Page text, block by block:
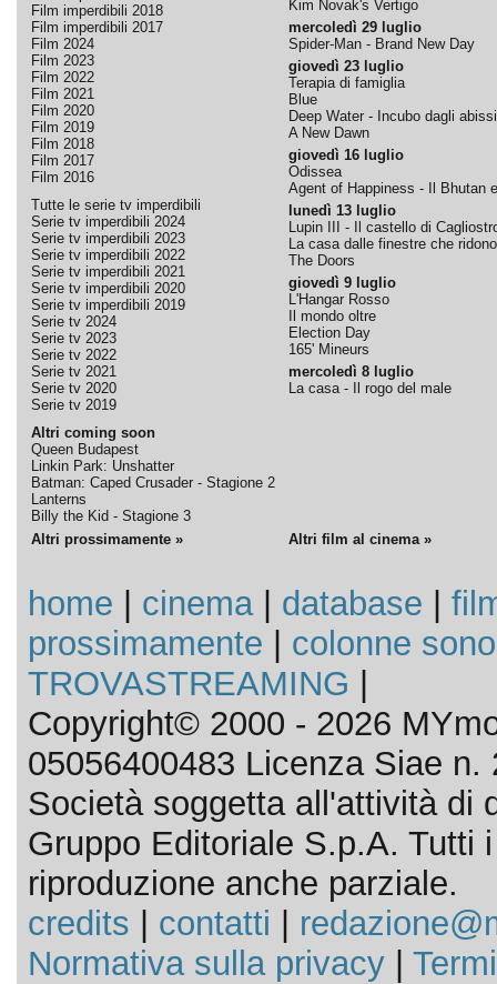
Film imperdibili 2018
Film imperdibili 2017
Film 2024
Film 2023
Film 2022
Film 2021
Film 2020
Film 2019
Film 2018
Film 2017
Film 2016
Tutte le serie tv imperdibili
Serie tv imperdibili 2024
Serie tv imperdibili 2023
Serie tv imperdibili 2022
Serie tv imperdibili 2021
Serie tv imperdibili 2020
Serie tv imperdibili 2019
Serie tv 2024
Serie tv 2023
Serie tv 2022
Serie tv 2021
Serie tv 2020
Serie tv 2019
Altri coming soon
Queen Budapest
Linkin Park: Unshatter
Batman: Caped Crusader - Stagione 2
Lanterns
Billy the Kid - Stagione 3
Kim Novak's Vertigo
mercoledì 29 luglio
Spider-Man - Brand New Day
giovedì 23 luglio
Terapia di famiglia
Blue
Deep Water - Incubo dagli abissi
A New Dawn
giovedì 16 luglio
Odissea
Agent of Happiness - Il Bhutan
lunedì 13 luglio
Lupin III - Il castello di
La casa dalle finestre che ridono
The Doors
giovedì 9 luglio
L'Hangar Rosso
Il mondo oltre
Election Day
165' Mineurs
mercoledì 8 luglio
La casa - Il rogo del male
Altri prossimamente » Altri film al cinema »
home cinema| database
prossimamente
colonne
TROVASTREAMING
Copyright© 2000 - 2026
05056400483 Licenza Siae n.
Società soggetta all'attività di
Gruppo Editoriale S.p.A. Tutti
riproduzione anche parziale.
credits
contatti
Normativa sulla privacy|